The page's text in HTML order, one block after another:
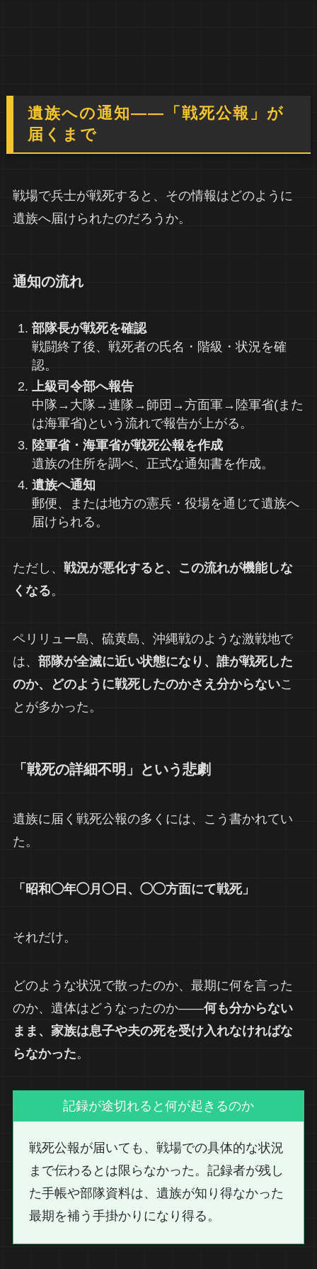
遺族への通知――「戦死公報」が
届くまで
戦場で兵士が戦死すると、その情報はどのように
遺族へ届けられたのだろうか。
通知の流れ
部隊長が戦死を確認
戦闘終了後、戦死者の氏名・階級・状況を確
認。
上級司令部へ報告
中隊→大隊→連隊→師団→方面軍→陸軍省(また
は海軍省)という流れで報告が上がる。
陸軍省・海軍省が戦死公報を作成
遺族の住所を調べ、正式な通知書を作成。
遺族へ通知
郵便、または地方の憲兵・役場を通じて遺族へ
届けられる。
ただし、 戦況が悪化すると、この流れが機能しな
くなる。
ペリリュー島、硫黄島、沖縄戦のような激戦地で
は、 部隊が全滅に近い状態になり、誰が戦死した
のか、どのように戦死したのかさえ分からないこ
とが多かった。
「戦死の詳細不明」という悲劇
遺族に届く戦死公報の多くには、こう書かれてい
た。
「昭和◯年◯月◯日、◯◯方面にて戦死」
それだけ。
どのような状況で散ったのか、最期に何を言った
のか、遺体はどうなったのか――何も分からない
まま、家族は息子や夫の死を受け入れなければな
らなかった。
記録が途切れると何が起きるのか
戦死公報が届いても、戦場での具体的な状況
まで伝わるとは限らなかった。記録者が残し
た手帳や部隊資料は、遺族が知り得なかった
最期を補う手掛かりになり得る。